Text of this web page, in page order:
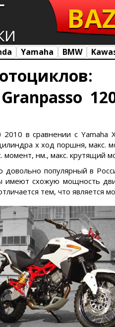
Yamaha BMW
в сравнении с Yamaha
х ход поршня, макс.
момент, нм., макс. крутящий
довольно популярный в
имеют схожую мощность
тем, что является